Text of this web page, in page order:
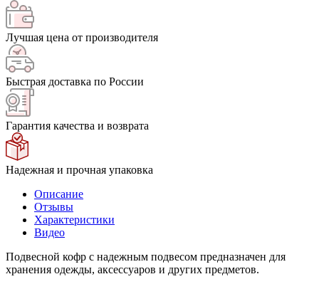
Лучшая цена от производителя
Быстрая доставка по России
Гарантия качества и возврата
Надежная и прочная упаковка
Описание
Отзывы
Характеристики
Видео
Подвесной кофр с надежным подвесом предназначен для
хранения одежды, аксессуаров и других предметов.